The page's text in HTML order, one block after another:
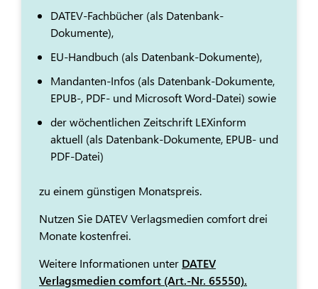
DATEV-Fachbücher (als Datenbank-
Dokumente),
EU-Handbuch (als Datenbank-Dokumente),
Mandanten-Infos (als Datenbank-Dokumente,
EPUB-, PDF- und Microsoft Word-Datei) sowie
der wöchentlichen Zeitschrift LEXinform
aktuell (als Datenbank-Dokumente, EPUB- und
PDF-Datei)
zu einem günstigen Monatspreis.
Nutzen Sie DATEV Verlagsmedien comfort drei
Monate kostenfrei.
Weitere Informationen unter DATEV
Verlagsmedien comfort (Art.-Nr. 65550).